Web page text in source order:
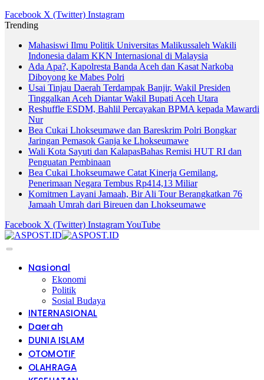
Facebook X (Twitter) Instagram
Trending
Mahasiswi Ilmu Politik Universitas Malikussaleh Wakili
Indonesia dalam KKN Internasional di Malaysia
Ada Apa?, Kapolresta Banda Aceh dan Kasat Narkoba
Diboyong ke Mabes Polri
Usai Tinjau Daerah Terdampak Banjir, Wakil Presiden
Tinggalkan Aceh Diantar Wakil Bupati Aceh Utara
Reshuffle ESDM, Bahlil Percayakan BPMA kepada Mawardi
Nur
Bea Cukai Lhokseumawe dan Bareskrim Polri Bongkar
Jaringan Pemasok Ganja ke Lhokseumawe
Wali Kota Sayuti dan KalapasBahas Remisi HUT RI dan
Penguatan Pembinaan
Bea Cukai Lhokseumawe Catat Kinerja Gemilang,
Penerimaan Negara Tembus Rp414,13 Miliar
Komitmen Layani Jamaah, Bir Ali Tour Berangkatkan 76
Jamaah Umrah dari Bireuen dan Lhokseumawe
Facebook X (Twitter) InstagramYouTube
Nasional
Ekonomi
Politik
Sosial Budaya
INTERNASIONAL
Daerah
DUNIA ISLAM
OTOMOTIF
OLAHRAGA